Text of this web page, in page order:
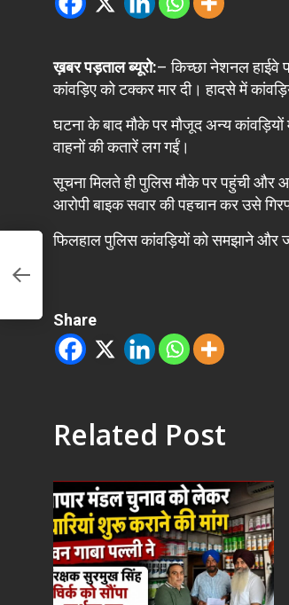
ख़बर पड़ताल ब्यूरो:– किच्छा नेशनल हाईवे
कांवड़िए को टक्कर मार दी। हादसे में
घटना के बाद मौके पर मौजूद अन्य
वाहनों की कतारें लग गईं।
सूचना मिलते ही पुलिस मौके पर पहुंची और
आरोपी बाइक सवार की पहचान कर उसे
फिलहाल पुलिस कांवड़ियों को समझाने और
Share
Related Post